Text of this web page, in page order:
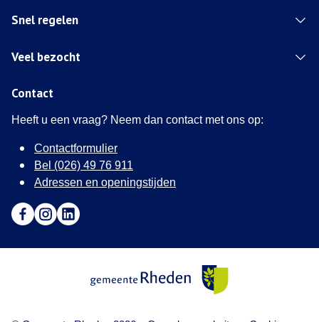
Snel regelen
Veel bezocht
Contact
Heeft u een vraag? Neem dan contact met ons op:
Contactformulier
Bel (026) 49 76 911
Adressen en openingstijden